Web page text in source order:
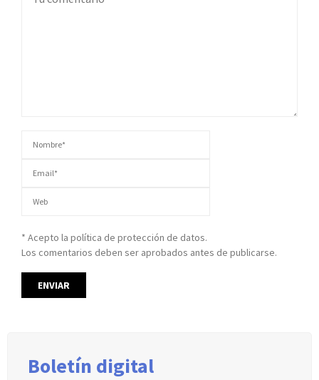
* Acepto la política de protección de datos.
Los comentarios deben ser aprobados antes de publicarse.
Boletín digital